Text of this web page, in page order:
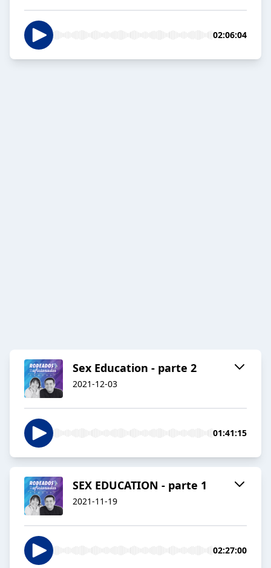
02:06:04
Sex Education - parte 2
2021-12-03
01:41:15
SEX EDUCATION - parte 1
2021-11-19
02:27:00